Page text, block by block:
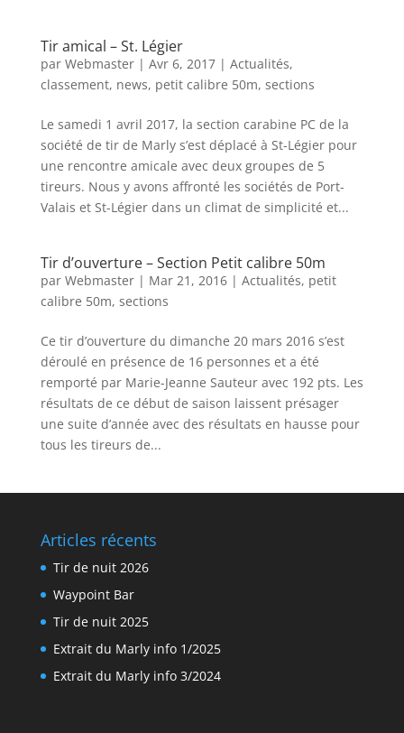
Tir amical – St. Légier
par Webmaster| Avr 6, 2017| Actualités,
classement, news, petit calibre 50m, sections
Le samedi 1 avril 2017, la section carabine PC de la
société de tir de Marly s’est déplacé à St-Légier pour
une rencontre amicale avec deux groupes de 5
tireurs. Nous y avons affronté les sociétés de Port-
Valais et St-Légier dans un climat de simplicité et...
Tir d’ouverture – Section Petit calibre 50m
par Webmaster| Mar 21, 2016| Actualités, petit
calibre 50m, sections
Ce tir d’ouverture du dimanche 20 mars 2016 s’est
déroulé en présence de 16 personnes et a été
remporté par Marie-Jeanne Sauteur avec 192 pts. Les
résultats de ce début de saison laissent présager
une suite d’année avec des résultats en hausse pour
tous les tireurs de...
Articles récents
Tir de nuit 2026
Waypoint Bar
Tir de nuit 2025
Extrait du Marly info 1/2025
Extrait du Marly info 3/2024